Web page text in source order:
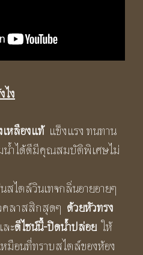
ง
เหลืองแท้แข็งแรง ทนทาน
น้ำได้ดีมีคุณสมบัติพิเศษไม่
สไตล์วินเทจกลิ่นอายอายๆ
คลาสสิกสุดๆ ด้วยหัวทรง
ละดีไซน์นี้-ปิดน้ำปล่อย ให้
มือนที่ทราบสไตล์ของห้อง